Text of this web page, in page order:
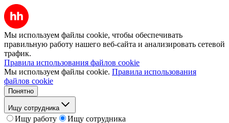
Мы используем файлы cookie, чтобы обеспечивать
правильную работу нашего веб-сайта и анализировать сетевой
трафик.
Правила использования файлов cookie
Мы используем файлы cookie. Правила использования
файлов cookie
Понятно
Ищу сотрудника
Ищу работу
Ищу сотрудника